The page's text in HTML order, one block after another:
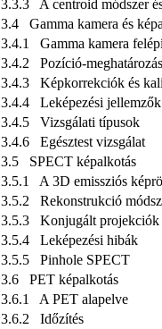
3.3.3 A centroid módszer
3.4 Gamma kamera és
3.4.1 Gamma kamera
3.4.2 Pozíció-
3.4.3 Képkorrekciók és
3.4.4 Leképezési jellemzők
3.4.5 Vizsgálati típusok
3.4.6 Egésztest vizsgálat
3.5 SPECT képalkotás
3.5.1 A 3D emissziós
3.5.2 Rekonstrukció
3.5.3 Konjugált projekciók
3.5.4 Leképezési hibák
3.5.5 Pinhole SPECT
3.6 PET képalkotás
3.6.1 A PET alapelve
3.6.2 Időzítés